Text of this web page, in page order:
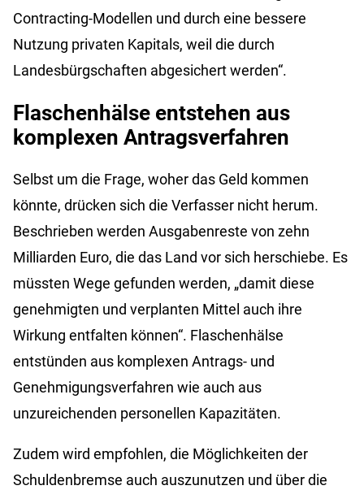
Contracting-Modellen und durch eine bessere
Nutzung privaten Kapitals, weil die durch
Landesbürgschaften abgesichert werden“.
Flaschenhälse entstehen aus
komplexen Antragsverfahren
Selbst um die Frage, woher das Geld kommen
könnte, drücken sich die Verfasser nicht herum.
Beschrieben werden Ausgabenreste von zehn
Milliarden Euro, die das Land vor sich herschiebe. Es
müssten Wege gefunden werden, „damit diese
genehmigten und verplanten Mittel auch ihre
Wirkung entfalten können“. Flaschenhälse
entstünden aus komplexen Antrags- und
Genehmigungsverfahren wie auch aus
unzureichenden personellen Kapazitäten.
Zudem wird empfohlen, die Möglichkeiten der
Schuldenbremse auch auszunutzen und über die